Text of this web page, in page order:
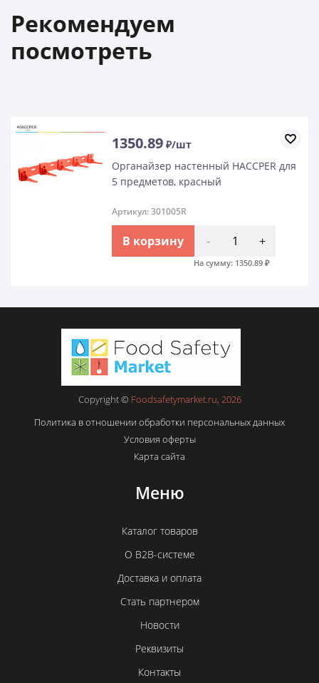
Рекомендуем
посмотреть
настенный HACCPER для
красный
Copyright © Foodsafetymarket.ru, 2026
Политика в отношении обработки персональных данных
Условия оферты
Карта сайта
Меню
Каталог товаров
О B2B-системе
Доставка и оплата
Стать партнером
Новости
Реквизиты
Контакты